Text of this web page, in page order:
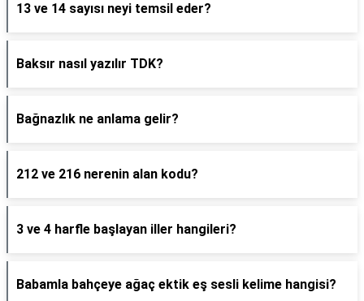
13 ve 14 sayısı neyi temsil eder?
Baksır nasıl yazılır TDK?
Bağnazlık ne anlama gelir?
212 ve 216 nerenin alan kodu?
3 ve 4 harfle başlayan iller hangileri?
Babamla bahçeye ağaç ektik eş sesli kelime hangisi?